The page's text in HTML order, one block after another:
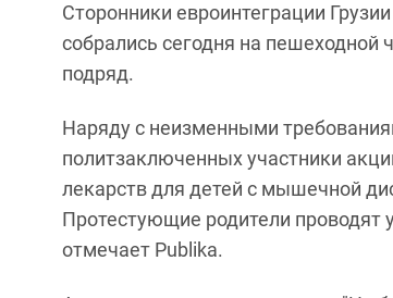
Сторонники евроинтеграции
собрались сегодня на пешеходной
подряд.
Наряду с неизменными
политзаключенных участники
лекарств для детей с мышечной
Протестующие родители проводят
отмечает Publika.